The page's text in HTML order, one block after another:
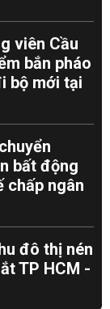
viên Cầu
bắn pháo
bộ mới tại
bất động
chấp ngân
đô thị nén
TP HCM -